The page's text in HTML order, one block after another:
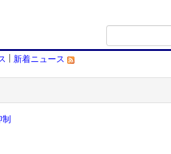
| 新着ニュース